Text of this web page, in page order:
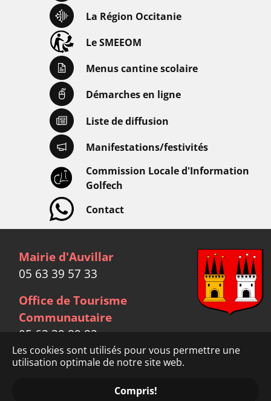
Les cookies sont utilisés pour vous permettre une
utilisation optimale de notre site web.
Compris!
La Région Occitanie
Le SMEEOM
Menus cantine scolaire
Démarches en ligne
Liste de diffusion
Manifestations/festivités
Commission Locale d'Information
Golfech
Contact
Mairie d'Auvillar
05 63 39 57 33
Office de Tourisme
Communautaire
05 63 39 89 82
Facebook